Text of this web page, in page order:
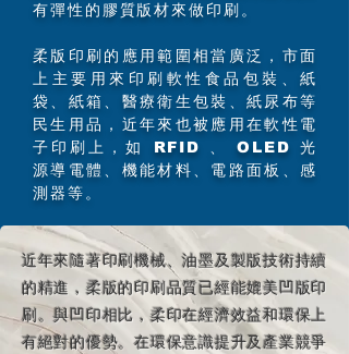
有彈性的膠質版材來做印刷。
柔版印刷的應用範圍相當廣泛，市面
上主要用來印刷軟性食品包裝、紙
袋、紙箱、醫療衛生包裝、紙尿布等
民生用品，近年來也被應用在軟性電
子印刷上，如 RFID 、 OLED 光
源導電體、機能材料、電路面板、感
測器等。
近年來隨著印刷機械、油墨及製版技術持續
的精進，柔版的印刷品質已經能媲美凹版印
刷。與凹印相比，柔印在經濟效益和環保上
有絕對的優勢。在環保意識提升及產業競爭